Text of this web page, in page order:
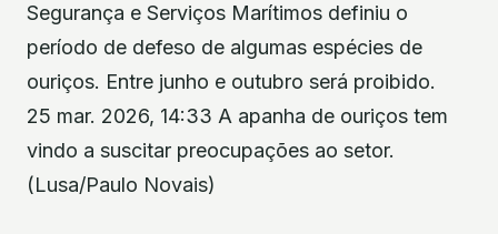
Segurança e Serviços Marítimos definiu o
período de defeso de algumas espécies de
ouriços. Entre junho e outubro será proibido.
25 mar. 2026, 14:33 A apanha de ouriços tem
vindo a suscitar preocupações ao setor.
(Lusa/Paulo Novais)